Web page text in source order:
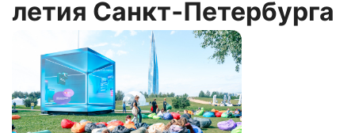
летия Санкт‑Петербурга